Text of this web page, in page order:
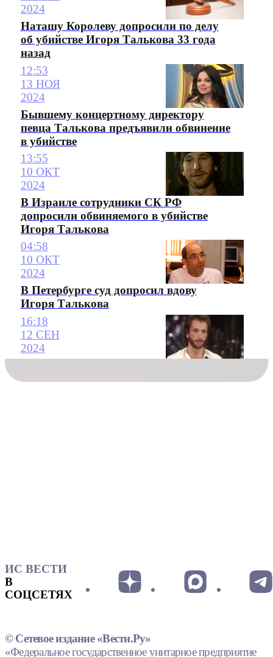
2024
Наташу Королеву допросили по делу
об убийстве Игоря Талькова 33 года
назад
12:53
13 НОЯ
2024
Бывшему концертному директору
певца Талькова предъявили обвинение
в убийстве
13:55
10 ОКТ
2024
В Израиле сотрудники СК РФ
допросили обвиняемого в убийстве
Игоря Талькова
04:58
10 ОКТ
2024
В Петербурге суд допросил вдову
Игоря Талькова
16:18
12 СЕН
2024
ИС ВЕСТИ
В
СОЦСЕТЯХ
© Сетевое издание «Вести.Ру»
«Федеральное государственное унитарное предприятие